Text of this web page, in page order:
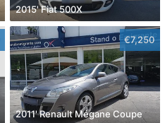
2015' Fiat 500X
€7,250
2011' Renault Mégane Coupe